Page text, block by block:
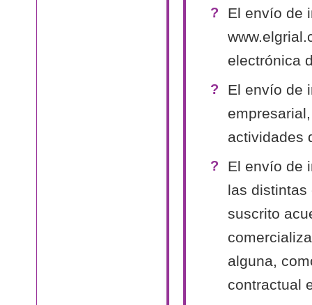
El envío de
electrónica
El envío de
actividades
El envío de
las distintas
suscrito
alguna,
contractual